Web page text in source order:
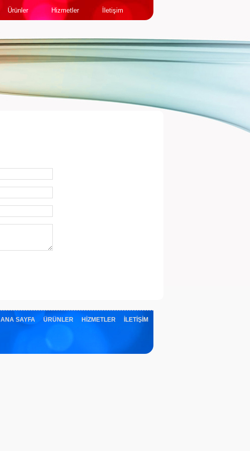
Ürünler Hizmetler İletişim
ANA SAYFA ÜRÜNLER HİZMETLER İLETİŞİM